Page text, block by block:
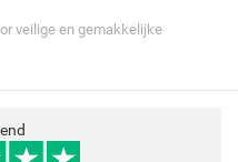
veilige en gemakkelijke